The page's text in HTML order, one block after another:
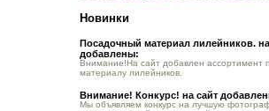
Новинки
Посадочный материал лилейников.
добавлены:
Внимание!На сайт добавлен ассортимент
материалу лилейников.
Внимание! Конкурс! на сайт
Мы объявляем конкурс на лучшую